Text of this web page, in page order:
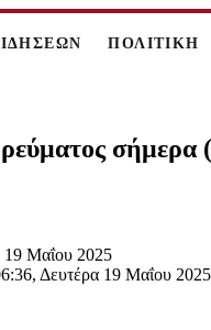
ΠΟΛΙΤΙΚΗ
σήμερα
19 Μαΐου 2025
Δευτέρα 19 Μαΐου 2025